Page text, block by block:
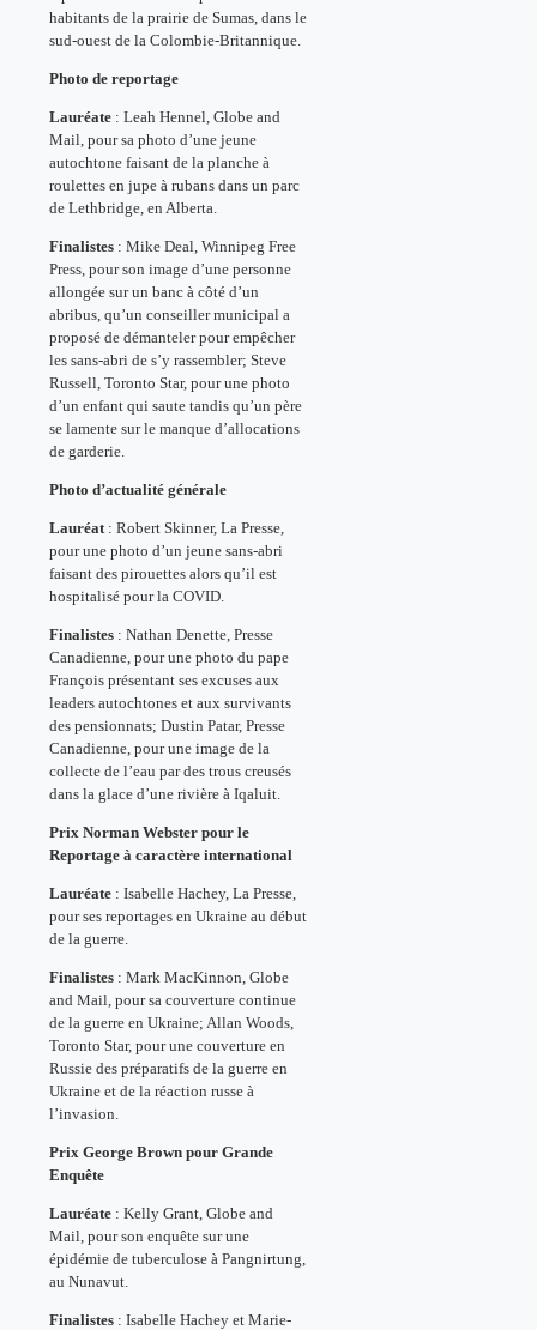
habitants de la prairie de Sumas, dans le
sud-ouest de la Colombie-Britannique.
Photo de reportage
Lauréate : Leah Hennel, Globe and
Mail, pour sa photo d’une jeune
autochtone faisant de la planche à
roulettes en jupe à rubans dans un parc
de Lethbridge, en Alberta.
Finalistes : Mike Deal, Winnipeg Free
Press, pour son image d’une personne
allongée sur un banc à côté d’un
abribus, qu’un conseiller municipal a
proposé de démanteler pour empêcher
les sans-abri de s’y rassembler; Steve
Russell, Toronto Star, pour une photo
d’un enfant qui saute tandis qu’un père
se lamente sur le manque d’allocations
de garderie.
Photo d’actualité générale
Lauréat : Robert Skinner, La Presse,
pour une photo d’un jeune sans-abri
faisant des pirouettes alors qu’il est
hospitalisé pour la COVID.
Finalistes : Nathan Denette, Presse
Canadienne, pour une photo du pape
François présentant ses excuses aux
leaders autochtones et aux survivants
des pensionnats; Dustin Patar, Presse
Canadienne, pour une image de la
collecte de l’eau par des trous creusés
dans la glace d’une rivière à Iqaluit.
Prix Norman Webster pour le
Reportage à caractère international
Lauréate : Isabelle Hachey, La Presse,
pour ses reportages en Ukraine au début
de la guerre.
Finalistes : Mark MacKinnon, Globe
and Mail, pour sa couverture continue
de la guerre en Ukraine; Allan Woods,
Toronto Star, pour une couverture en
Russie des préparatifs de la guerre en
Ukraine et de la réaction russe à
l’invasion.
Prix George Brown pour Grande
Enquête
Lauréate : Kelly Grant, Globe and
Mail, pour son enquête sur une
épidémie de tuberculose à Pangnirtung,
au Nunavut.
Finalistes : Isabelle Hachey et Marie-